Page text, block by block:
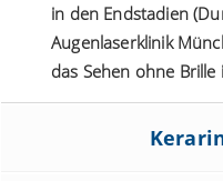
in den Endstadien
Augenlaserklinik
das Sehen ohne